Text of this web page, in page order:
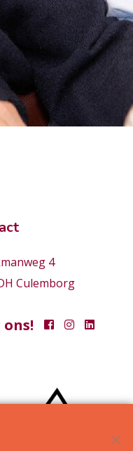
4
Culemborg